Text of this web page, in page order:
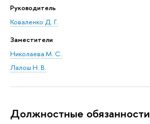
Руководитель
Коваленко Д. Г.
Заместители
Николаева М. С.
Лалош Н. В.
Должностные обязанности